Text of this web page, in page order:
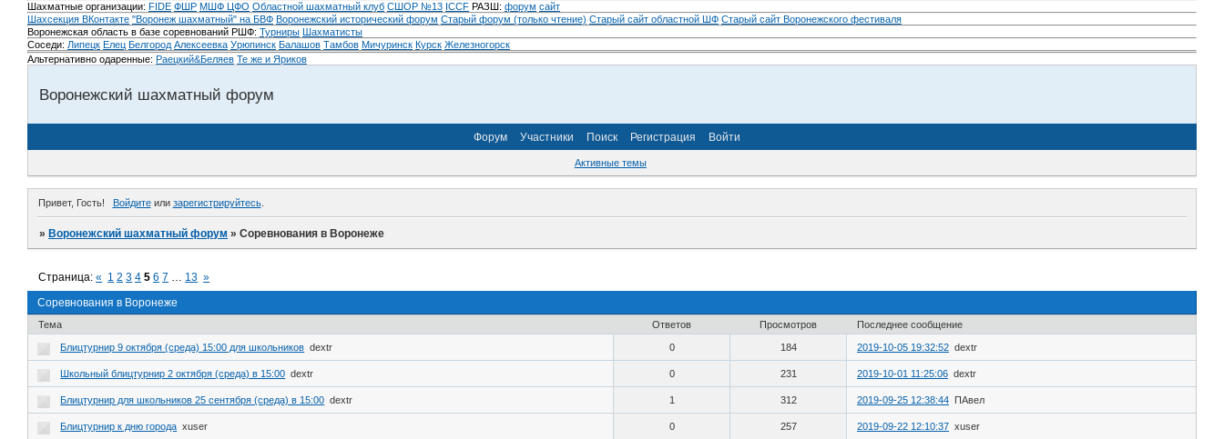
Шахматные организации: FIDE ФШР МШФ ЦФО Областной шахматный клуб СШОР №13 ICCF РАЗШ: форум сайт
Шахсекция ВКонтакте "Воронеж шахматный" на БВФ Воронежский исторический форум Cтарый форум (только чтение) Старый сайт областной ШФ Старый сайт Воронежского фестиваля
Воронежская область в базе соревнований РШФ: Турниры Шахматисты
Соседи: Липецк Елец Белгород Алексеевка Урюпинск Балашов Тамбов Мичуринск Курск Железногорск
Альтернативно одаренные: Раецкий&Беляев Те же и Яриков
Воронежский шахматный форум
Форум Участники Поиск Регистрация Войти
Активные темы
Привет, Гость! Войдитеили зарегистрируйтесь.
»Воронежский шахматный форум »Соревнования в Воронеже
Соревнования в Воронеже
Страница:« 1 2 3 4 5 6 7 … 13 »
Тема Ответов Просмотров Последнее сообщение
Блицтурнир 9 октября (среда) 15:00 для школьников dextr 0 184 2019-10-05 19:32:52 dextr
Школьный блицтурнир 2 октября (среда) в 15:00 dextr 0 231 2019-10-01 11:25:06 dextr
Блицтурнир для школьников 25 сентября (среда) в 15:00 dextr 1 312 2019-09-25 12:38:44 ПАвел
Блицтурнир к дню города xuser 0 257 2019-09-22 12:10:37 xuser